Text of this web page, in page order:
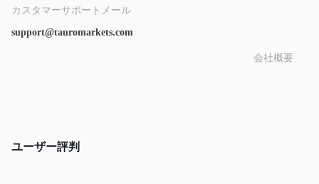
カスタマーサポートメール
support@tauromarkets.com
会社概要
ユーザー評判